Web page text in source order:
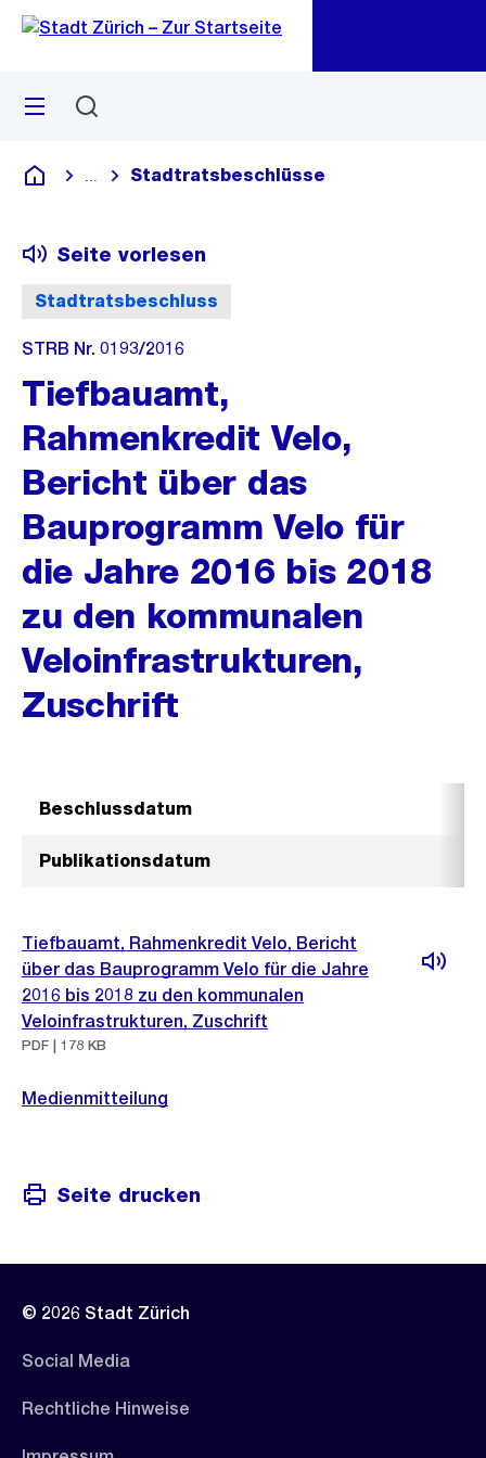
Navigation
Sprunglink
Menü
Deutsch
Blende alle Breadcrumbs ein
Stadtratsbeschlüsse
Stadtratsbeschluss
Seite vorlesen
STRB Nr. 0193/2016
Tiefbauamt,
Rahmenkredit Velo,
Bericht über das
Bauprogramm Velo für
die Jahre 2016 bis 2018
zu den kommunalen
Veloinfrastrukturen,
Zuschrift
Beschlussdatum
Publikationsdatum
Tiefbauamt, Rahmenkredit Velo, Bericht
über das Bauprogramm Velo für die Jahre
2016 bis 2018 zu den kommunalen
Veloinfrastrukturen, Zuschrift
PDF | 178 KB
Medienmitteilung
Seite drucken
© 2026 Stadt Zürich
Social Media
Rechtliche Hinweise